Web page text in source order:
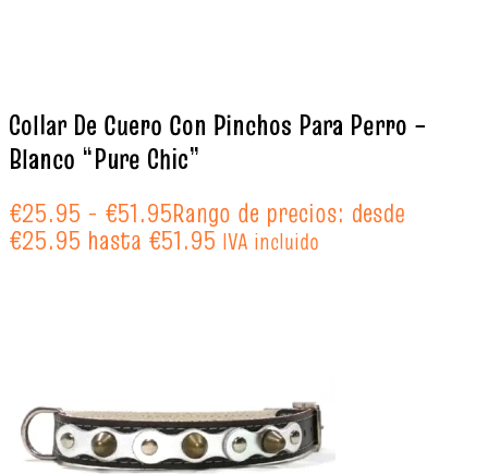
Collar De Cuero Con Pinchos Para Perro –
Blanco “Pure Chic”
€25.95 - €51.95Rango de precios: desde
€25.95 hasta €51.95 IVA incluido